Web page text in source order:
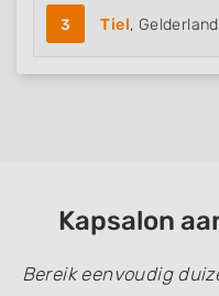
3 Tiel, Gelderland
Kapsalon
Bereik eenvoudig